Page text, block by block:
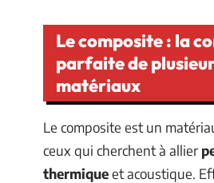
Le composite : la
parfaite de
matériaux
Le composite est un
ceux qui cherchent à allier
thermiqueet acoustique.